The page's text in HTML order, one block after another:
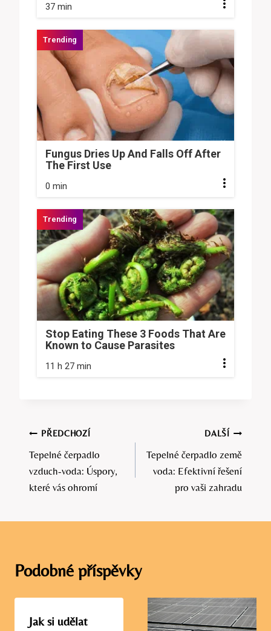
37 min
Fungus Dries Up And Falls Off After
The First Use
0 min
Stop Eating These 3 Foods That Are
Known to Cause Parasites
11 h 27 min
Navigace
pro
příspěvek
PŘEDCHOZÍ
Tepelné čerpadlo
vzduch-voda: Úspory,
které vás ohromí
DALŠÍ
Tepelné čerpadlo země
voda: Efektivní řešení
pro vaši zahradu
Podobné příspěvky
Jak si udělat